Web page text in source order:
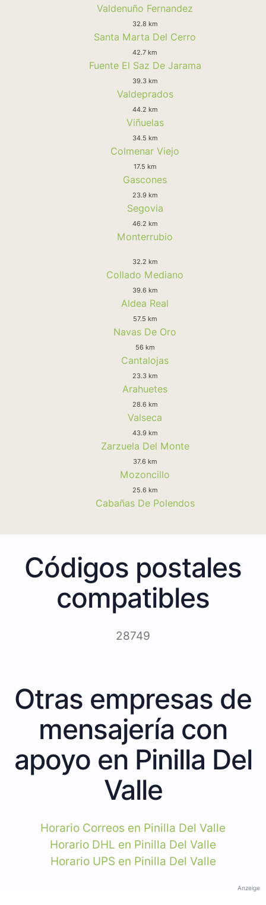
Valdenuño Fernandez
32.8 km
Santa Marta Del Cerro
42.7 km
Fuente El Saz De Jarama
39.3 km
Valdeprados
44.2 km
Viñuelas
34.5 km
Colmenar Viejo
17.5 km
Gascones
23.9 km
Segovia
46.2 km
Monterrubio
32.2 km
Collado Mediano
39.6 km
Aldea Real
57.5 km
Navas De Oro
56 km
Cantalojas
23.3 km
Arahuetes
28.6 km
Valseca
43.9 km
Zarzuela Del Monte
37.6 km
Mozoncillo
25.6 km
Cabañas De Polendos
Códigos postales
compatibles
28749
Otras empresas de
mensajería con
apoyo en Pinilla Del
Valle
Horario Correos en Pinilla Del Valle
Horario DHL en Pinilla Del Valle
Horario UPS en Pinilla Del Valle
Anzeige